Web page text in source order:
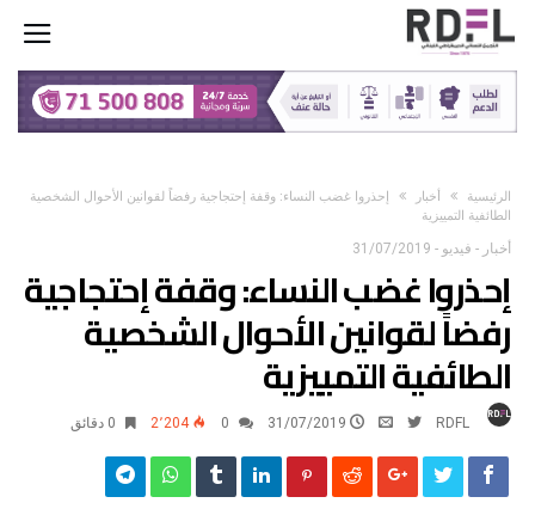
‫الرئيسية‬ أخبار
إحذروا غضب النساء: وقفة إحتجاجية رفضاً لقوانين الأحوال الشخصية
الطائفية التمييزية
أخبار - فيديو -
31/07/2019
إحذروا غضب النساء: وقفة إحتجاجية
رفضاً لقوانين الأحوال الشخصية
الطائفية التمييزية
RDFL
31/07/2019 2٬204 0 ‫دقائق‬